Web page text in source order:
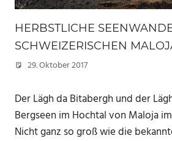
HERBSTLICHE
SCHWEIZERISCHEN
29. Oktober 2017
Der Lägh da Bitabergh und der
Bergseen im Hochtal von Maloja
Nicht ganz so groß wie die